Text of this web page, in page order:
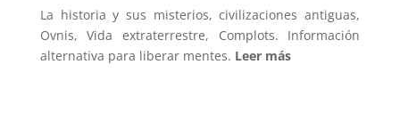
La historia y sus misterios, civilizaciones antiguas,
Ovnis, Vida extraterrestre, Complots. Información
alternativa para liberar mentes. Leer más